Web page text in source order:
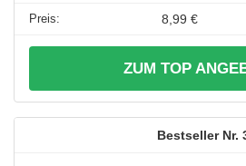
8,99 €
ZUM TOP